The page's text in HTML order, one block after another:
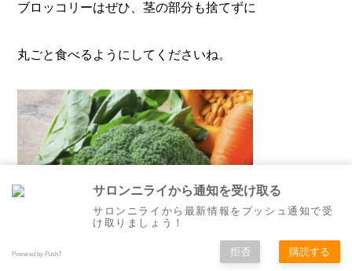
ブロッコリーはぜひ、茎の部分も捨てずに
丸ごと食べるようにしてくださいね。
サロンニライから通知を受け取る
サロンニライから最新情報をプッシュ通知で受
け取りましょう！
Powered by Push7 拒否 購読する